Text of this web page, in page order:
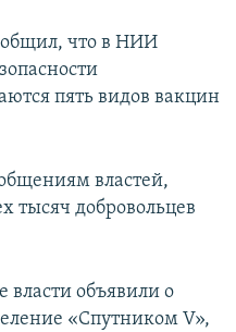
что в НИИ
пять видов вакцин
властей,
тысяч добровольцев
власти объявили о
«Спутником V»,